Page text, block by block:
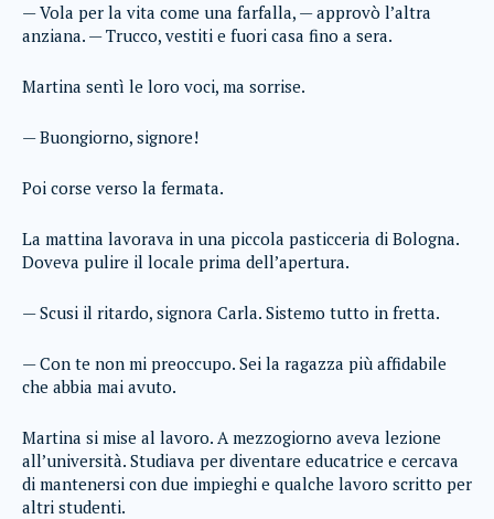
— Vola per la vita come una farfalla, — approvò l’altra
anziana. — Trucco, vestiti e fuori casa fino a sera.
Martina sentì le loro voci, ma sorrise.
— Buongiorno, signore!
Poi corse verso la fermata.
La mattina lavorava in una piccola pasticceria di Bologna.
Doveva pulire il locale prima dell’apertura.
— Scusi il ritardo, signora Carla. Sistemo tutto in fretta.
— Con te non mi preoccupo. Sei la ragazza più affidabile
che abbia mai avuto.
Martina si mise al lavoro. A mezzogiorno aveva lezione
all’università. Studiava per diventare educatrice e cercava
di mantenersi con due impieghi e qualche lavoro scritto per
altri studenti.